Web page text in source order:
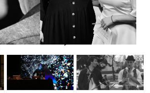
0
vás také zajímat